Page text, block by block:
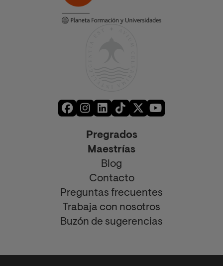
Pregrados
Maestrías
Blog
Contacto
Preguntas frecuentes
Trabaja con nosotros
Buzón de sugerencias